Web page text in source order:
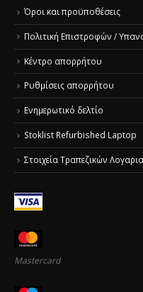
Όροι και προϋποθέσεις
Πολιτική Επιστροφών /
Κέντρο απορρήτου
Ρυθμίσεις απορρήτου
Ενημερωτικό δελτίο
Stoklist Refurbished Laptop
Στοιχεία Τραπεζικών
Mastercard